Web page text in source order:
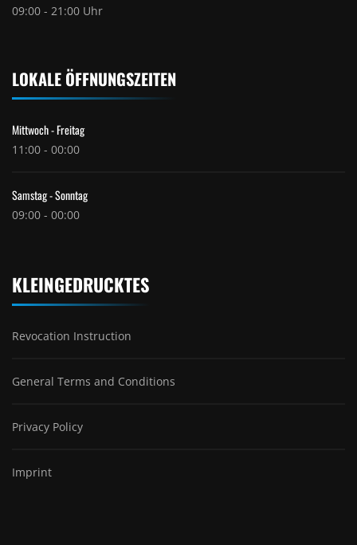
09:00 - 21:00 Uhr
LOKALE ÖFFNUNGSZEITEN
Mittwoch - Freitag
11:00 - 00:00
Samstag - Sonntag
09:00 - 00:00
KLEINGEDRUCKTES
Revocation Instruction
General Terms and Conditions
Privacy Policy
Imprint